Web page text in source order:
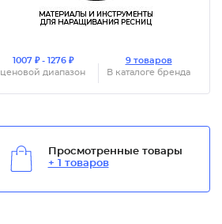
1007 ₽ - 1276 ₽
ценовой диапазон
9 товаров
В каталоге бренда
Просмотренные товары
+ 1 товаров